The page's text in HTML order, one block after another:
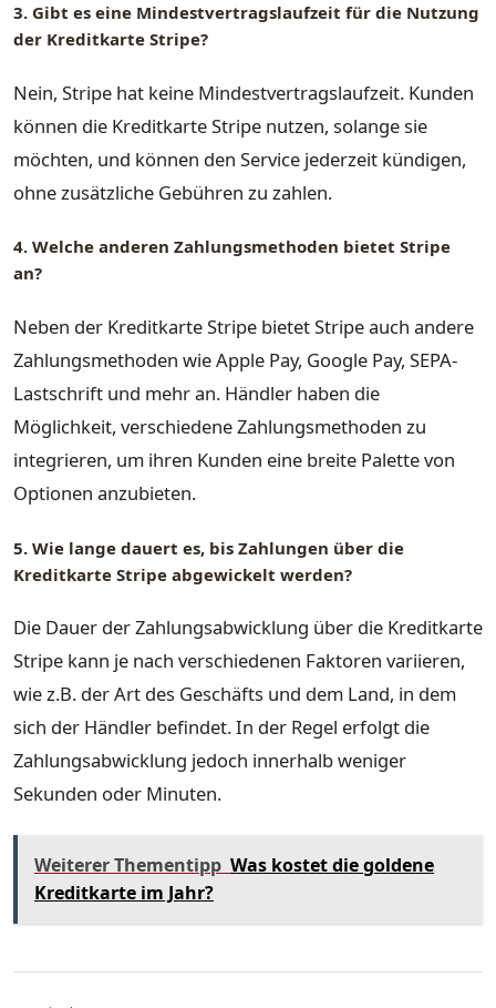
3. Gibt es eine Mindestvertragslaufzeit für die Nutzung
der Kreditkarte Stripe?
Nein, Stripe hat keine Mindestvertragslaufzeit. Kunden
können die Kreditkarte Stripe nutzen, solange sie
möchten, und können den Service jederzeit kündigen,
ohne zusätzliche Gebühren zu zahlen.
4. Welche anderen Zahlungsmethoden bietet Stripe
an?
Neben der Kreditkarte Stripe bietet Stripe auch andere
Zahlungsmethoden wie Apple Pay, Google Pay, SEPA-
Lastschrift und mehr an. Händler haben die
Möglichkeit, verschiedene Zahlungsmethoden zu
integrieren, um ihren Kunden eine breite Palette von
Optionen anzubieten.
5. Wie lange dauert es, bis Zahlungen über die
Kreditkarte Stripe abgewickelt werden?
Die Dauer der Zahlungsabwicklung über die Kreditkarte
Stripe kann je nach verschiedenen Faktoren variieren,
wie z.B. der Art des Geschäfts und dem Land, in dem
sich der Händler befindet. In der Regel erfolgt die
Zahlungsabwicklung jedoch innerhalb weniger
Sekunden oder Minuten.
Weiterer Thementipp Was kostet die goldene
Kreditkarte im Jahr?